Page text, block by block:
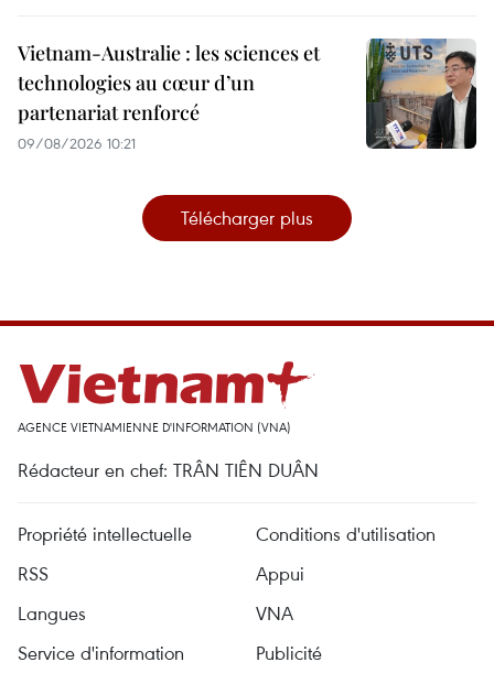
Vietnam-Australie : les sciences et
technologies au cœur d’un
partenariat renforcé
09/08/2026 10:21
Télécharger plus
AGENCE VIETNAMIENNE D'INFORMATION (VNA)
Rédacteur en chef: TRÂN TIÊN DUÂN
Propriété intellectuelle
Conditions d'utilisation
RSS
Appui
Langues
VNA
Service d'information
Publicité